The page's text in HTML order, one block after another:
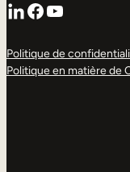
Facebook
YouTube
Politique de
Politique en matière de